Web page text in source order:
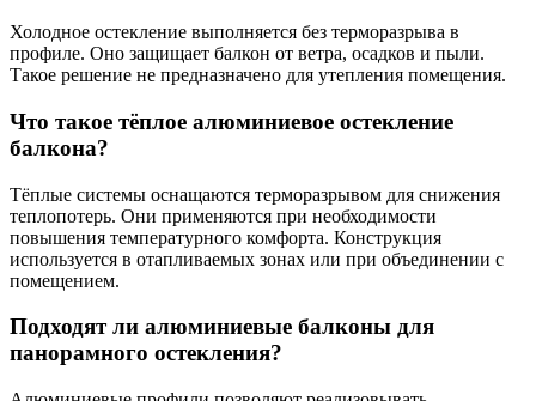
Холодное остекление выполняется без терморазрыва в
профиле. Оно защищает балкон от ветра, осадков и пыли.
Такое решение не предназначено для утепления помещения.
Что такое тёплое алюминиевое остекление
балкона?
Тёплые системы оснащаются терморазрывом для снижения
теплопотерь. Они применяются при необходимости
повышения температурного комфорта. Конструкция
используется в отапливаемых зонах или при объединении с
помещением.
Подходят ли алюминиевые балконы для
панорамного остекления?